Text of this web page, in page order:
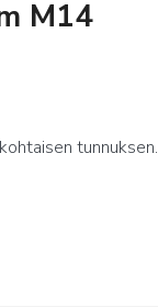
M14
tunnuksen.